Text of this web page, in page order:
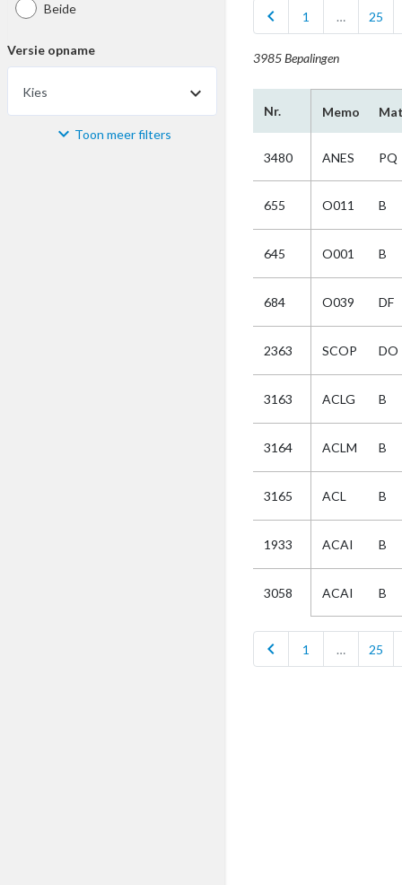
Beide
Versie opname
Kies
Materiaal Toon meer filters
chevron_left 1 … 25
3985 Bepalingen
Nr. Memo
3480 ANES PQ
655 O011 B
645 O001 B
684 O039 DF
2363 SCOP DO
3163 ACLG B
3164 ACLM B
3165 ACL B
1933 ACAI B
3058 ACAI B
chevron_left 1 … 25